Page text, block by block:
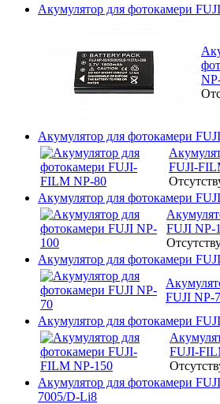
Акумулятор для фотокамери
Акумулятор для фотокамери
FUJI-
Акумулятор для фотокамери
FUJI NP-
Акумулятор для фотокамери
FUJI NP-
Акумулятор для фотокамери
FUJI-
Акумулятор для фотокамери
7005/D-Li8